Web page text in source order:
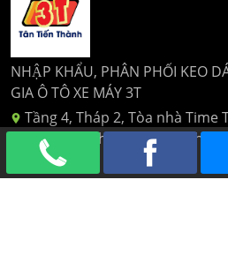
NHẬP KHẨU, PHÂN PHỐI KEO
GIA Ô TÔ XE MÁY 3T
Tầng 4, Tháp 2, Tòa nhà Time
Văn Lương, Phường Nhân
024 6329 1162